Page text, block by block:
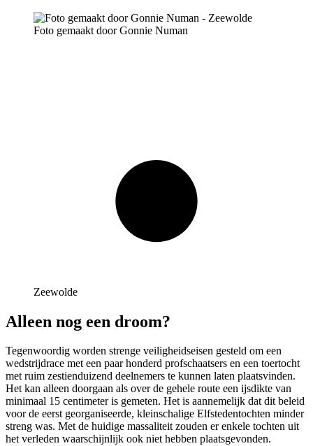
Foto gemaakt door Gonnie Numan
Zeewolde
Alleen nog een droom?
Tegenwoordig worden strenge veiligheidseisen gesteld om een
wedstrijdrace met een paar honderd profschaatsers en een toertocht
met ruim zestienduizend deelnemers te kunnen laten plaatsvinden.
Het kan alleen doorgaan als over de gehele route een ijsdikte van
minimaal 15 centimeter is gemeten. Het is aannemelijk dat dit beleid
voor de eerst georganiseerde, kleinschalige Elfstedentochten minder
streng was. Met de huidige massaliteit zouden er enkele tochten uit
het verleden waarschijnlijk ook niet hebben plaatsgevonden.